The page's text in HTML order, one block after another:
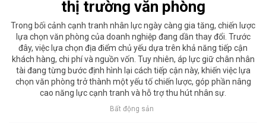
thị trường văn phòng
Trong bối cảnh cạnh tranh nhân lực ngày càng gia tăng, chiến lược
lựa chọn văn phòng của doanh nghiệp đang dần thay đổi. Trước
đây, việc lựa chọn địa điểm chủ yếu dựa trên khả năng tiếp cận
khách hàng, chi phí và nguồn vốn. Tuy nhiên, áp lực giữ chân nhân
tài đang từng bước định hình lại cách tiếp cận này, khiến việc lựa
chọn văn phòng trở thành một yếu tố chiến lược, góp phần nâng
cao năng lực cạnh tranh và hỗ trợ thu hút nhân sự.
Bất động sản